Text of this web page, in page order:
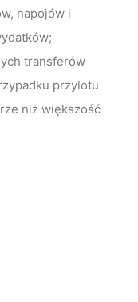
napojów i
transferów
przylotu
niż większość